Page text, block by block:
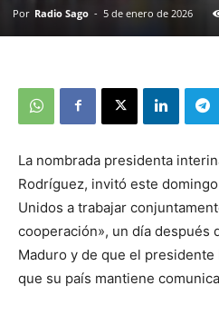
Por Radio Sago - 5 de enero de 2026
La nombrada presidenta
Rodríguez, invitó este
Unidos a trabajar
cooperación», un día después
Maduro y de que el
que su país mantiene